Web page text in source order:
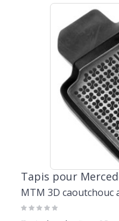
Tapis pour
MTM 3D caoutchouc